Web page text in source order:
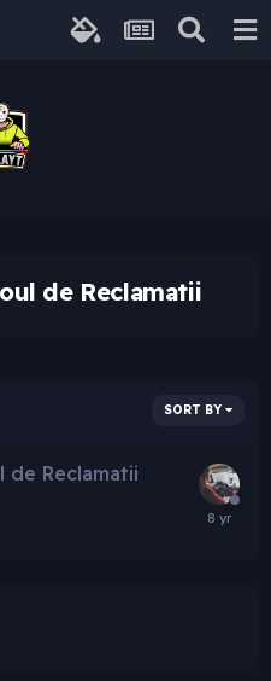
de Reclamatii
SORT BY
de Reclamatii